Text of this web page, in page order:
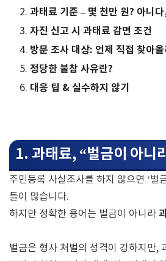
과태료 기준 – 몇 천만 원? 아니
자진 신고 시 과태료 감면 조건
방문 조사 대상: 언제 직접 찾아올
정당한 불참 사유란?
대응 팁 & 실수하지 않기
1. 과태료, “벌금이 아니
주민등록 사실조사를 하지 않으면 ‘벌
들이 많습니다.
하지만 정확한 용어는 벌금이 아니라
벌금은 형사 처벌의 성격이 강하지만,